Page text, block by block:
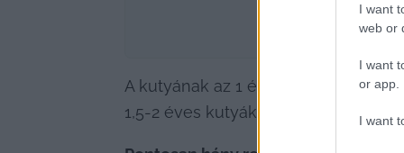
I want
web or
I want
or app.
I want
A kutyának az 1 éves kort
1,5-2 éves kutyák.